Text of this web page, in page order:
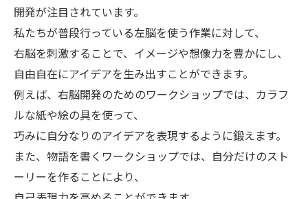
開発が注目されています。
私たちが普段行っている左脳を使う作業に対して、
右脳を刺激することで、イメージや想像力を豊かにし、
自由自在にアイデアを生み出すことができます。
例えば、右脳開発のためのワークショップでは、カラフ
ルな紙や絵の具を使って、
巧みに自分なりのアイデアを表現するように鍛えます。
また、物語を書くワークショップでは、自分だけのスト
ーリーを作ることにより、